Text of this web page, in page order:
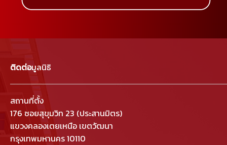
ติดต่อมูลนิธิ
สถานที่ตั้ง
176 ซอยสุขุมวิท 23 (ประสานมิตร)
แขวงคลองเตยเหนือ เขตวัฒนา
กรุงเทพมหานคร 10110